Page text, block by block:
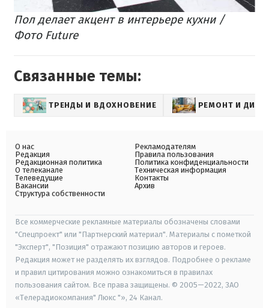
Пол делает акцент в интерьере кухни /
Фото Future
Связанные темы:
ТРЕНДЫ И ВДОХНОВЕНИЕ РЕМОНТ И
О нас
Редакция
Редакционная политика
О телеканале
Телеведущие
Вакансии
Структура собственности
Рекламодателям
Правила пользования
Политика конфиденциальности
Техническая информация
Контакты
Архив
Все коммерческие рекламные материалы обозначены словами
"Спецпроект" или "Партнерский материал". Материалы с пометкой
"Эксперт", "Позиция" отражают позицию авторов и героев.
Редакция может не разделять их взглядов. Подробнее о рекламе
и правил цитирования можно ознакомиться в правилах
пользования сайтом. Все права защищены. © 2005—2022, ЗАО
«Телерадиокомпания" Люкс "», 24 Канал.